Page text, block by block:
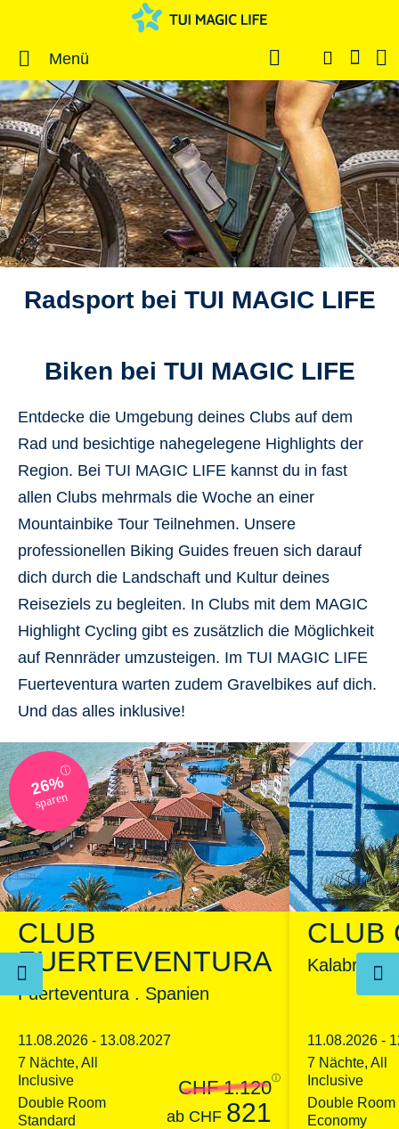
Menü
Radsport bei TUI MAGIC LIFE
Biken bei TUI MAGIC LIFE
Entdecke die Umgebung deines Clubs auf dem
Rad und besichtige nahegelegene Highlights der
Region. Bei TUI MAGIC LIFE kannst du in fast
allen Clubs mehrmals die Woche an einer
Mountainbike Tour Teilnehmen. Unsere
professionellen Biking Guides freuen sich darauf
dich durch die Landschaft und Kultur deines
Reiseziels zu begleiten. In Clubs mit dem MAGIC
Highlight Cycling gibt es zusätzlich die Möglichkeit
auf Rennräder umzusteigen. Im TUI MAGIC LIFE
Fuerteventura warten zudem Gravelbikes auf dich.
Und das alles inklusive!
CLUB
FUERTEVENTURA
Fuerteventura . Spanien
11.08.2026 - 13.08.2027
7 Nächte, All
Inclusive
Double Room
Standard
ⓘ
CHF 1.120
ab CHF 821
26%
ⓘ
sparen
CLUB
Kalabrien .
11.08.2026 -
7 Nächte, All
Inclusive
Double Room
Economy